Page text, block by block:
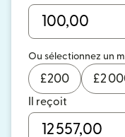
Ou sélectionnez un
£200 £2
Il reçoit